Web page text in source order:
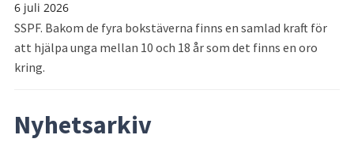
6 juli 2026
SSPF. Bakom de fyra bokstäverna finns en samlad kraft för
att hjälpa unga mellan 10 och 18 år som det finns en oro
kring.
Nyhetsarkiv